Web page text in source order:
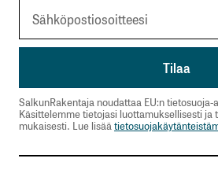
SalkunRakentaja noudattaa EU:n tietosuoja-
Käsittelemme tietojasi luottamuksellisesti ja
mukaisesti. Lue lisää